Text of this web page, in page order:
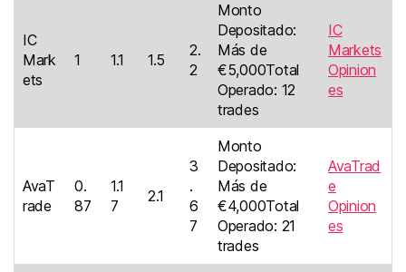
IC
Mark
ets
1 1.1 1.5
2.
2
Monto
Depositado:
Más de
€5,000Total
Operado: 12
trades
IC
Markets
Opinion
es
AvaT
rade
0.
87
1.1
7
2.1
3
.
6
7
Monto
Depositado:
Más de
€4,000Total
Operado: 21
trades
AvaTrad
e
Opinion
es